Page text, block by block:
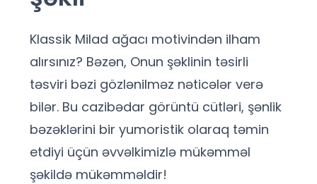
Klassik Milad ağacı motivindən ilham
alırsınız? Bəzən, Onun şəklinin təsirli
təsviri bəzi gözlənilməz nəticələr verə
bilər. Bu cazibədar görüntü cütləri, şənlik
bəzəklərini bir yumoristik olaraq təmin
etdiyi üçün əvvəlkimizlə mükəmməl
şəkildə mükəmməldir!